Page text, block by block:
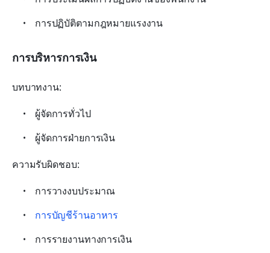
การปฏิบัติตามกฎหมายแรงงาน
การบริหารการเงิน
บทบาทงาน:
ผู้จัดการทั่วไป
ผู้จัดการฝ่ายการเงิน
ความรับผิดชอบ:
การวางงบประมาณ
การบัญชีร้านอาหาร
การรายงานทางการเงิน